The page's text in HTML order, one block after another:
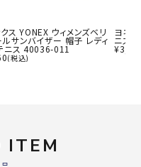
ス YONEX ウィメンズベリ
ルサンバイザー 帽子 レディ
ニス 40036-011
(税込)
ヨネ
ニス
¥
ITEM